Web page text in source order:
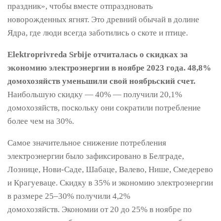
праздник», чтобы вместе отпраздновать
новорожденных ягнят. Это древний обычай в долине
Ядра, где люди всегда заботились о скоте и птице.
Elektroprivreda Srbije отчиталась о скидках за
экономию электроэнергии в ноябре 2023 года. 48,8%
домохозяйств уменьшили свой ноябрьский счет.
Наибольшую скидку — 40% — получили 20,1%
домохозяйств, поскольку они сократили потребление
более чем на 30%.
Самое значительное снижение потребления
электроэнергии было зафиксировано в Белграде,
Лознице, Нови-Саде, Шабаце, Валево, Нише, Смедерево
и Крагуеваце. Скидку в 35% и экономию электроэнергии
в размере 25–30% получили 4,2%
домохозяйств. Экономии от 20 до 25% в ноябре по